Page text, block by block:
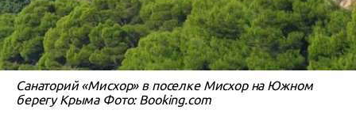
Санаторий «Мисхор» в поселке Мисхор на Южном
берегу Крыма Фото: Booking.com